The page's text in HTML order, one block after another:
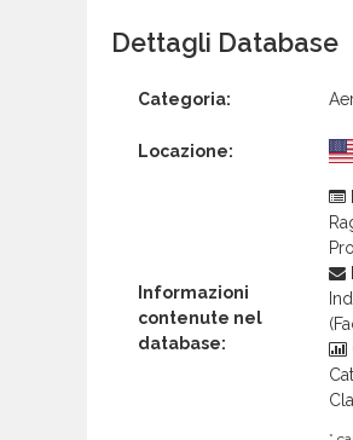
Dettagli Database
Categoria:
Locazione:
Informazioni
contenute nel
database: